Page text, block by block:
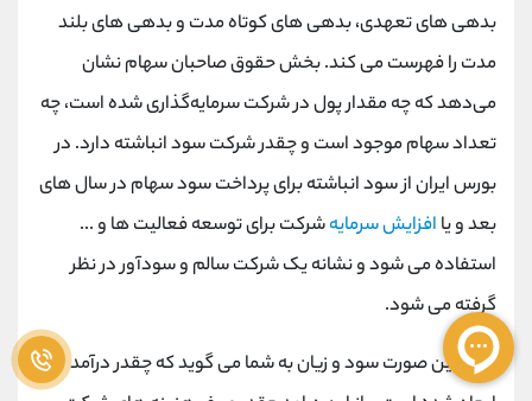
بدهی های تعهدی، بدهی های کوتاه مدت و بدهی های بلند
مدت را فهرست می کند. بخش حقوق صاحبان سهام نشان
می‌دهد که چه مقدار پول در شرکت سرمایه‌گذاری شده است، چه
تعداد سهام موجود است و چقدر شرکت سود انباشته دارد. در
بورس ایران از سود انباشته برای پرداخت سود سهام در سال های
بعد و یا افزایش سرمایهشرکت برای توسعه فعالیت ها و ...
استفاده می شود و نشانه یک شرکت سالم و سودآور در نظر
گرفته می شود.
همچنین صورت سود و زیان به شما می گوید که چقدر درآمد